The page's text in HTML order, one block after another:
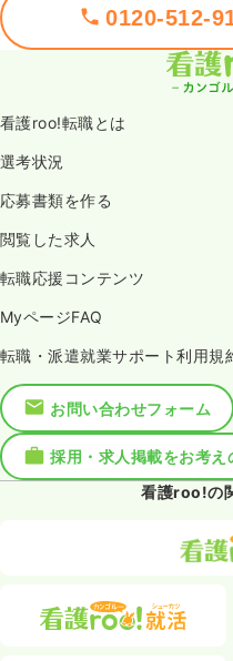
0120-512-
看護roo!転職とは
選考状況
応募書類を作る
閲覧した求人
転職応援コンテンツ
MyページFAQ
転職・派遣就業サポート利用規
お問い合わせフォーム
採用・求人掲載をお考え
看護roo!の